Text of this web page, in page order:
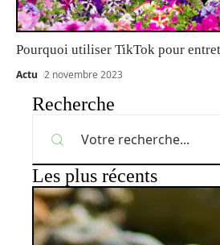
Pourquoi utiliser TikTok pour
Actu 2 novembre 2023
Recherche
Les plus récents